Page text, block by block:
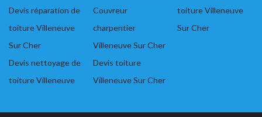
Devis réparation de
toiture Villeneuve
Sur Cher
Devis nettoyage de
toiture Villeneuve
Couvreur
charpentier
Villeneuve Sur Cher
Devis toiture
Villeneuve Sur Cher
toiture Villeneuve
Sur Cher